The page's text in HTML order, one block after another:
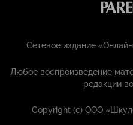
Сетевое издание
Любое воспроизведение
редакции
Copyright (с) ООО